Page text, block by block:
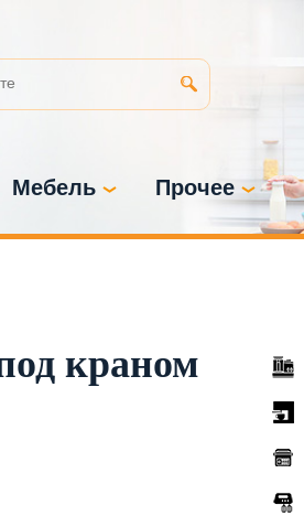
Мебель Прочее
краном